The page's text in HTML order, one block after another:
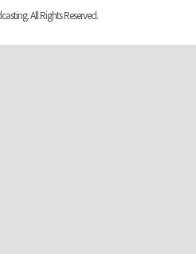
All Rights Reserved.